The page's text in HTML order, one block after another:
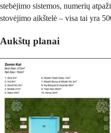
stebėjimo sistemos, numerių
stovėjimo aikštelė – visa tai yra
Aukštų planai